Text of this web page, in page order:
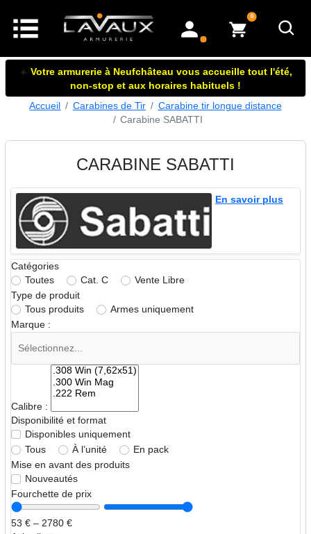
mon compte
0articles dans le panier
☀️ Votre armurerie à Neufchâteau vous accueille tout l'été,
non-stop et aux horaires habituels !
Accueil
Carabines de Tir
Carabine tir longue distance
Carabine SABATTI
CARABINE SABATTI
En savoir plus
Catégories
Toutes
Cat. C
Vente Libre
Type de produit
Tous produits
Armes uniquement
Marque :
Calibre :
Disponibilité et format
Disponibles uniquement
Tous
À l’unité
En pack
Mise en avant des produits
Nouveautés
Fourchette de prix
53 € – 2780 €